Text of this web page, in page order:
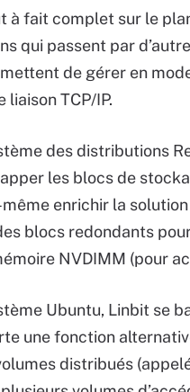
à fait complet sur le
qui passent par
de gérer en
liaison TCP/IP.
des distributions
les blocs de
enrichir la
blocs redondants
NVDIMM (pour
Ubuntu, Linbit se
une fonction
distribués